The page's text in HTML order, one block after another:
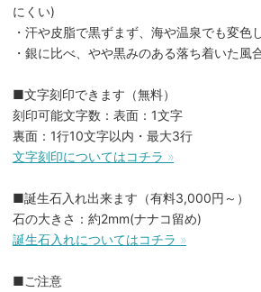
にくい)
・汗や皮脂で黒ずまず、海や温泉でも変色
・銀に比べ、やや黒みのある落ち着いた風
■文字刻印できます（無料）
刻印可能文字数：表面：1文字
裏面：1行10文字以内・最大3行
文字刻印についてはコチラ »
■誕生石入れ出来ます（有料3,000円～）
石の大きさ：約2mm(ナナコ留め)
誕生石入れについてはコチラ »
■ご注意